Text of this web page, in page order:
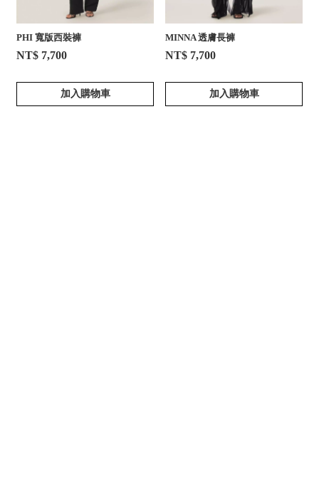
PHI 寬版西裝褲
NT$ 7,700
加入購物車
MINNA 透膚長褲
NT$ 7,700
加入購物車